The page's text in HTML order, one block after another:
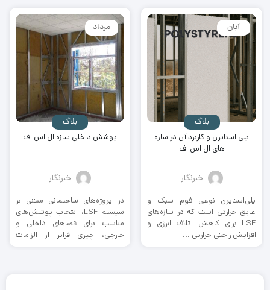
بلاگ
آبان
پلی استایرن و کاربرد آن در سازه
های ال اس اف
خبرنگار
پلی‌استایرن نوعی فوم سبک و
عایق حرارتی است که در سازه‌های
LSF برای کاهش اتلاف انرژی و
افزایش راحتی حرارتی ...
بلاگ
مرداد
پوشش داخلی سازه ال اس اف
خبرنگار
در پروژه‌های ساختمانی مبتنی بر
سیستم LSF، انتخاب پوشش‌های
مناسب برای فضاهای داخلی و
خارجی، چیزی فراتر از الزامات